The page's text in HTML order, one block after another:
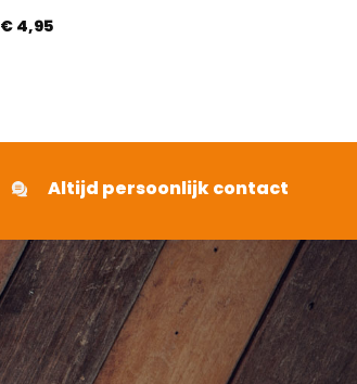
€ 4,95
Altijd persoonlijk contact